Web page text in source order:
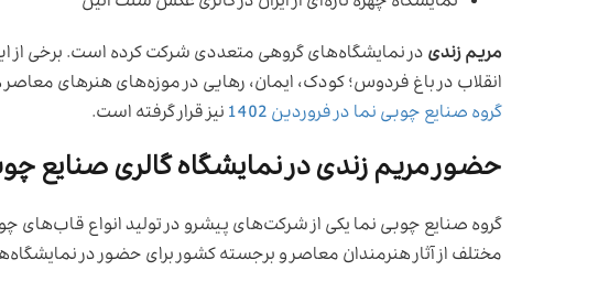
مریم زندیدر نمایشگاه‌های گروهی متعددی شرکت کرده است. برخی از
انقلاب در باغ فردوس؛ کودک، ایمان، رهایی در موزه‌های هنرهای
گروه صنایع چوبی نما در فروردین 1402
نیز قرار گرفته است.
حضور مریم زندی در نمایشگاه گالری صنایع
گروه صنایع چوبی نما یکی از شرکت‌های پیشرو در تولید انواع قاب‌های
مختلف از آثار هنرمندان معاصر و برجسته کشور برای حضور در